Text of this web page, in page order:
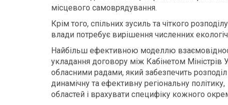
місцевого самоврядування.
Крім того, спільних зусиль та чіткого
влади потребує вирішення численних
Найбільш ефективною моделлю
укладання договору між Кабінетом
обласними радами, який забезпечить
динамічну та ефективну регіональну
областей і врахувати специфіку кожного